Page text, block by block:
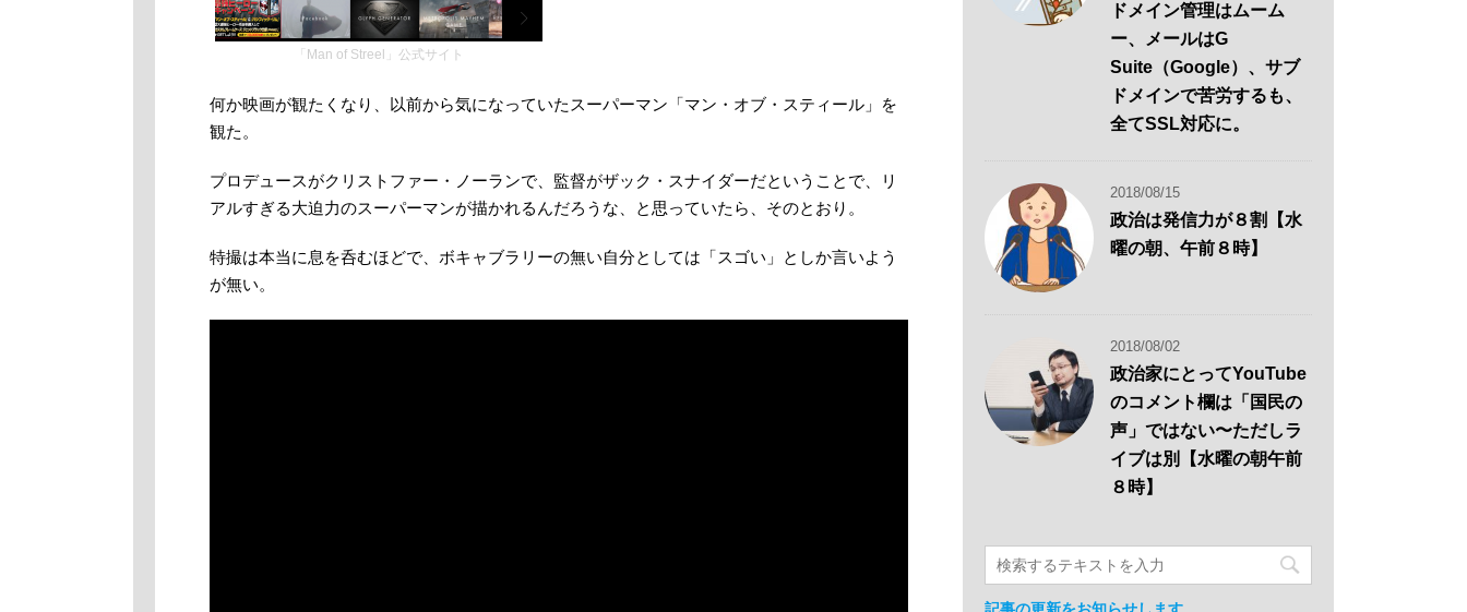
「Man of Streel」公式サイト
何か映画が観たくなり、以前から気になっていたスーパーマン「マン・オブ・スティール」を
観た。
プロデュースがクリストファー・ノーランで、監督がザック・スナイダーだということで、リ
アルすぎる大迫力のスーパーマンが描かれるんだろうな、と思っていたら、そのとおり。
特撮は本当に息を呑むほどで、ボキャブラリーの無い自分としては「スゴい」としか言いよう
が無い。
ドメイン管理はムーム
ー、メールはG
Suite（Google）、サブ
ドメインで苦労するも、
全てSSL対応に。
2018/08/15
政治は発信力が８割【水
曜の朝、午前８時】
2018/08/02
政治家にとってYouTube
のコメント欄は「国民の
声」ではない〜ただしラ
イブは別【水曜の朝午前
８時】